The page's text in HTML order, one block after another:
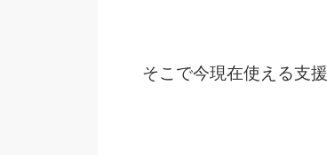
そこで今現在使える支